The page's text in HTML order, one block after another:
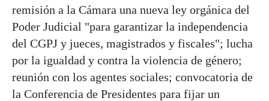
remisión a la Cámara una nueva ley orgánica del
Poder Judicial "para garantizar la independencia
del CGPJ y jueces, magistrados y fiscales"; lucha
por la igualdad y contra la violencia de género;
reunión con los agentes sociales; convocatoria de
la Conferencia de Presidentes para fijar un